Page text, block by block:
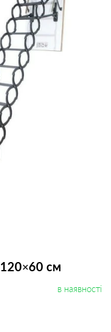
см
в наявності